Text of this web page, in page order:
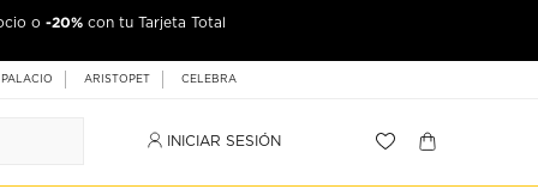
o -20% con tu Tarjeta Total
Palacio
ARISTOPET CELEBRA
INICIAR SESIÓN